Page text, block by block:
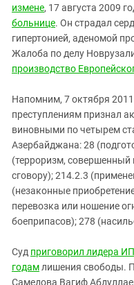
измене, 17 августа 2009
больнице. Он страдал
гипертонией, аденомой
Жалоба по делу
производство
Напомним, 7 октября
преступлениям признал
виновными по четырем
Азербайджана: 28
(терроризм, совершенный
сговору); 214.2.3
(незаконные
перевозка или ношение
боеприпасов); 278
Суд приговорил лидера
годамлишения свободы.
Самедова Вагиф